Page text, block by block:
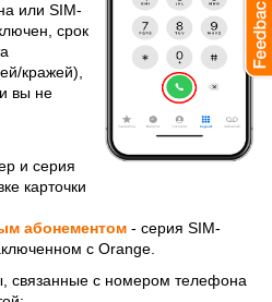
или SIM-
срок
кражей),
вы не
и серия
карточки
абонементом - серия SIM-
с Orange
связанные с номером телефона